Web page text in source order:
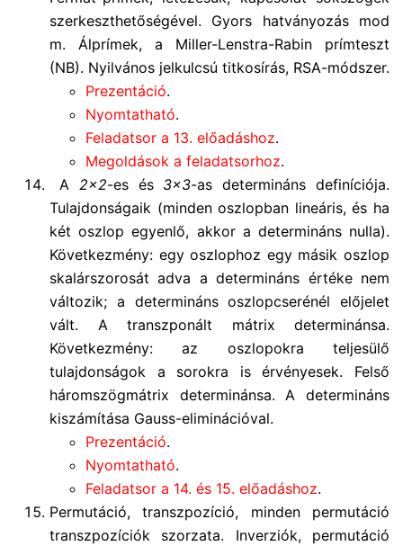
szerkeszthetőségével. Gyors hatványozás mod
m. Álprímek, a Miller-Lenstra-Rabin prímteszt
(NB). Nyilvános jelkulcsú titkosírás, RSA-módszer.
Prezentáció.
Nyomtatható.
Feladatsor a 13. előadáshoz.
Megoldások a feladatsorhoz.
A 2×2-es és 3×3-as determináns definíciója.
Tulajdonságaik (minden oszlopban lineáris, és ha
két oszlop egyenlő, akkor a determináns nulla).
Következmény: egy oszlophoz egy másik oszlop
skalárszorosát adva a determináns értéke nem
változik; a determináns oszlopcserénél előjelet
vált. A transzponált mátrix determinánsa.
Következmény: az oszlopokra teljesülő
tulajdonságok a sorokra is érvényesek. Felső
háromszögmátrix determinánsa. A determináns
kiszámítása Gauss-eliminációval.
Prezentáció.
Nyomtatható.
Feladatsor a 14. és 15. előadáshoz.
Permutáció, transzpozíció, minden permutáció
transzpozíciók szorzata. Inverziók, permutáció